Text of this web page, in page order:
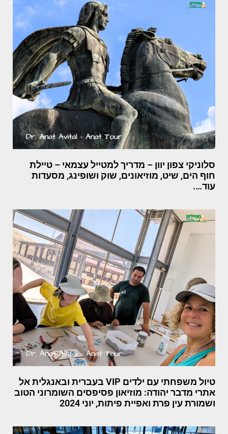
סלוניקי צפון יוון – מדריך למטייל עצמאי – טיילת
חוף הים, שיט, מוזיאונים, שוק ושופינג, מסעדות
עוד….
טיול משפחתי עם ילדים VIP בעברית ובאנגלית אל
אתרי מדבר יהודה: מוזיאון פסיפסים השומרוני הטוב
ושמורת עין פרת ואפיית פיתות, יוני 2024